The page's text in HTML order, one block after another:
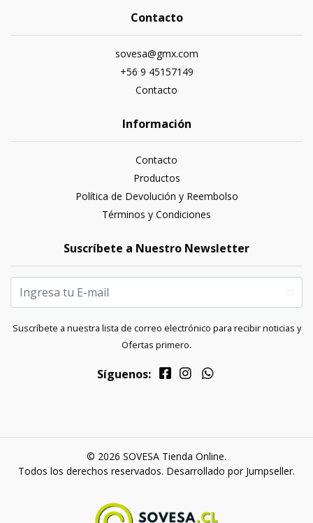
Contacto
sovesa@gmx.com
+56 9 45157149
Contacto
Información
Contacto
Productos
Política de Devolución y Reembolso
Términos y Condiciones
Suscríbete a Nuestro Newsletter
Suscríbete a nuestra lista de correo electrónico para recibir noticias y
Ofertas primero.
Síguenos:
© 2026 SOVESA Tienda Online.
Todos los derechos reservados. Desarrollado por Jumpseller.